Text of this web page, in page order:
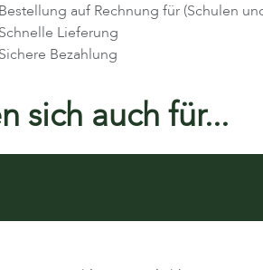
Bestellung auf Rechnung für (Schulen
Schnelle Lieferung
Sichere Bezahlung
sich auch für...